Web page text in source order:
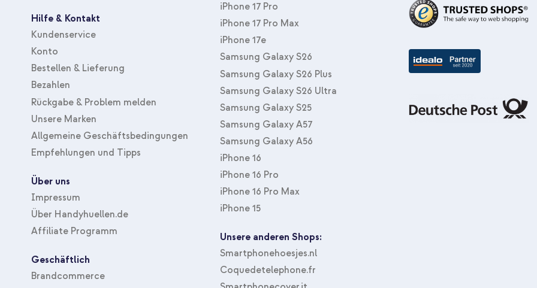
Hilfe & Kontakt
Kundenservice
Konto
Bestellen & Lieferung
Bezahlen
Rückgabe & Problem melden
Unsere Marken
Allgemeine Geschäftsbedingungen
Empfehlungen und Tipps
Über uns
Impressum
Über Handyhuellen.de
Affiliate Programm
Geschäftlich
Brandcommerce
iPhone 17 Pro
iPhone 17 Pro Max
iPhone 17e
Samsung Galaxy S26
Samsung Galaxy S26 Plus
Samsung Galaxy S26 Ultra
Samsung Galaxy S25
Samsung Galaxy A57
Samsung Galaxy A56
iPhone 16
iPhone 16 Pro
iPhone 16 Pro Max
iPhone 15
Unsere anderen Shops:
Smartphonehoesjes.nl
Coquedetelephone.fr